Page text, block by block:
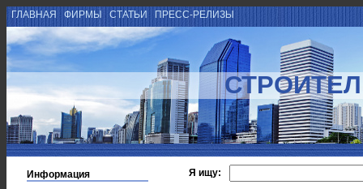
ГЛАВНАЯ ФИРМЫ СТАТЬИ ПРЕСС-РЕЛИЗЫ
Информация
Я ищу: